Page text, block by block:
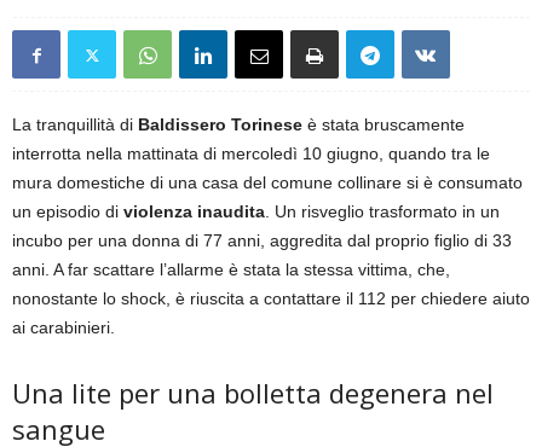
La tranquillità di Baldissero Torinese è stata bruscamente
interrotta nella mattinata di mercoledì 10 giugno, quando tra le
mura domestiche di una casa del comune collinare si è consumato
un episodio di violenza inaudita. Un risveglio trasformato in un
incubo per una donna di 77 anni, aggredita dal proprio figlio di 33
anni. A far scattare l’allarme è stata la stessa vittima, che,
nonostante lo shock, è riuscita a contattare il 112 per chiedere aiuto
ai carabinieri.
Una lite per una bolletta degenera nel
sangue